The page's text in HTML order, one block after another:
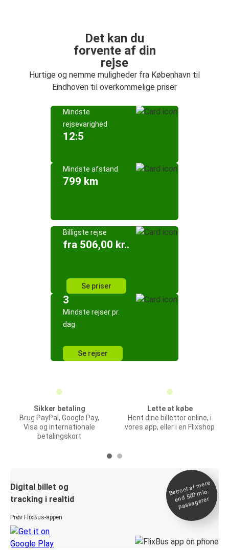
Det kan du
forvente af din
rejse
Hurtige og nemme muligheder fra København til
Eindhoven til overkommelige priser
Mindste
rejsevarighed
12:5
Mindste afstand
799 km
Billigste rejse
fra 506,00 kr..
Se priser
3
Mindste rejser pr.
dag
Se rejser
Sikker betaling
Brug PayPal, Google Pay,
Visa og internationale
betalingskort
Lette at købe
Hent dine billetter online, i
vores app, eller i en Flixshop
Digital billet og
tracking i realtid
Prøv FlixBus-appen
Betroet af
mere
end 500
mio.
passagerer